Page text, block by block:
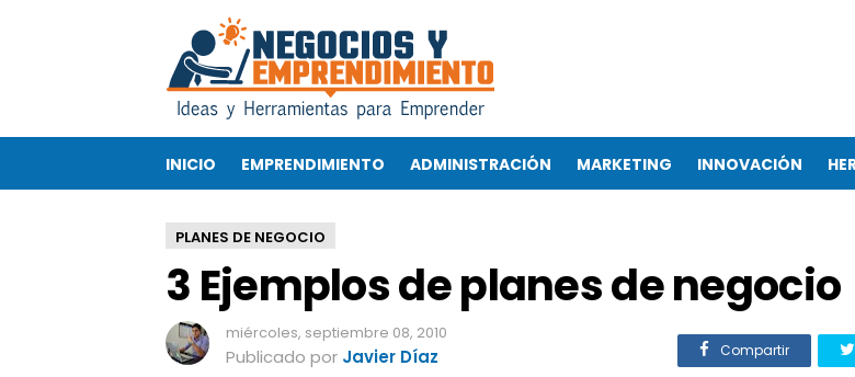
l
o
s
d
e
p
a
n
INICIO EMPRENDIMIENTO ADMINISTRACIÓN MARKETING INNOVACIÓN
PLANES DE NEGOCIO
3 Ejemplos de planes de negocio
miércoles, septiembre 08, 2010
Publicado por Javier Díaz Compartir